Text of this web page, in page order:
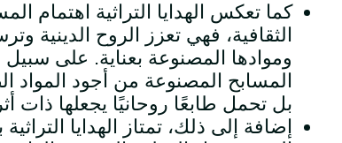
كما تعكس الهدايا التراثية اهتمام
الثقافية، فهي تعزز الروح الدينية
وموادها المصنوعة بعناية. على
المسابح المصنوعة من أجود المواد
بل تحمل طابعًا روحانيًا يجعلها
إضافة إلى ذلك، تمتاز الهدايا